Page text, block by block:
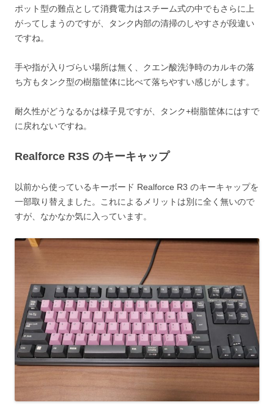
ポット型の難点として消費電力はスチーム式の中でもさらに上
がってしまうのですが、タンク内部の清掃のしやすさが段違い
ですね。
手や指が入りづらい場所は無く、クエン酸洗浄時のカルキの落
ち方もタンク型の樹脂筐体に比べて落ちやすい感じがします。
耐久性がどうなるかは様子見ですが、タンク+樹脂筐体にはすで
に戻れないですね。
Realforce R3S のキーキャップ
以前から使っているキーボード Realforce R3 のキーキャップを
一部取り替えました。これによるメリットは別に全く無いので
すが、なかなか気に入っています。